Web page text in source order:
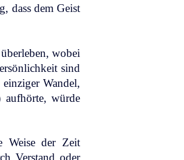
dass dem Geist
wobei
sind
Wandel,
aufhörte, würde
Weise der Zeit
Verstand oder